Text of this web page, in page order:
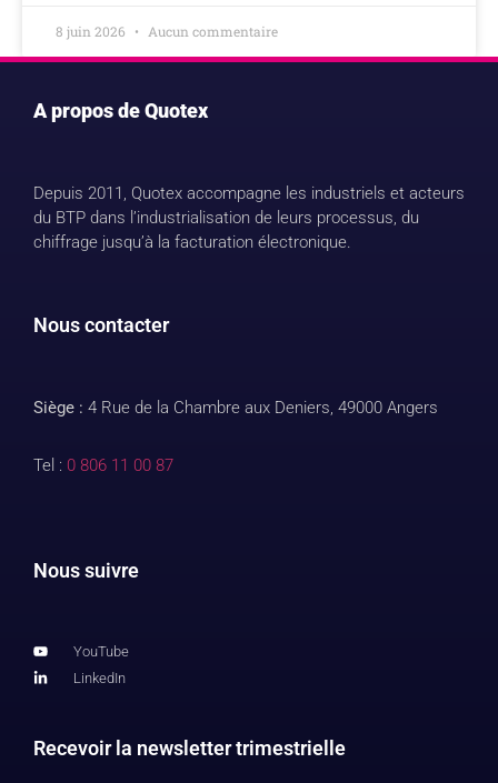
8 juin 2026 Aucun commentaire
A propos de Quotex
Depuis 2011, Quotex accompagne les industriels et acteurs
du BTP dans l’industrialisation de leurs processus, du
chiffrage jusqu’à la facturation électronique.
Nous contacter
Siège : 4 Rue de la Chambre aux Deniers, 49000 Angers
Tel : 0 806 11 00 87
Nous suivre
YouTube
LinkedIn
Recevoir la newsletter trimestrielle